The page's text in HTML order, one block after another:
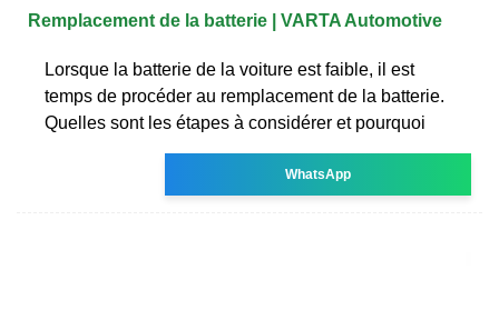
Remplacement de la batterie | VARTA Automotive
Lorsque la batterie de la voiture est faible, il est
temps de procéder au remplacement de la batterie.
Quelles sont les étapes à considérer et pourquoi
WhatsApp